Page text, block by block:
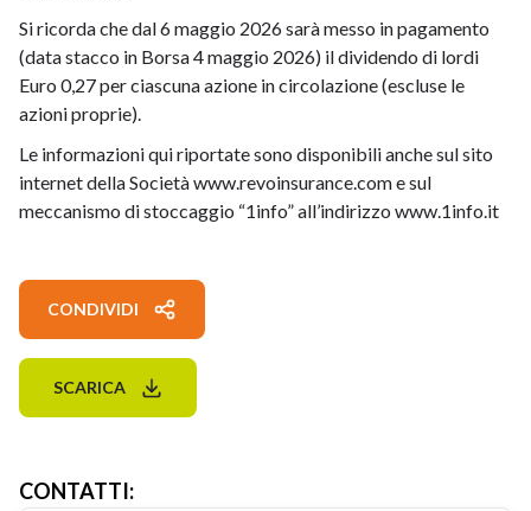
Si ricorda che dal 6 maggio 2026 sarà messo in pagamento
(data stacco in Borsa 4 maggio 2026) il dividendo di lordi
Euro 0,27 per ciascuna azione in circolazione (escluse le
azioni proprie).
Le informazioni qui riportate sono disponibili anche sul sito
internet della Società www.revoinsurance.com e sul
meccanismo di stoccaggio “1info” all’indirizzo www.1info.it
CONDIVIDI
SCARICA
CONTATTI: